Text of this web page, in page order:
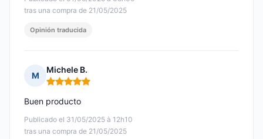
tras una compra de 21/05/2025
Opinión traducida
M
Michele B.
Nota: 5 de 5
Publicado el 31/05/2025 à 12h10
tras una compra de 21/05/2025
Buen producto